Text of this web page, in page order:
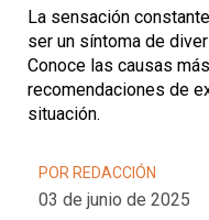
La sensación
ser un síntoma de
Conoce las causas
recomendaciones de
situación.
POR REDACCIÓN
03 de junio de 2025